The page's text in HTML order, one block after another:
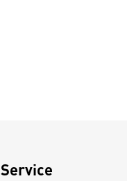
Service